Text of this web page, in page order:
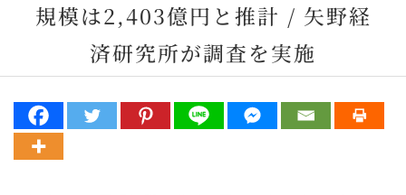
規模は2,403億円と推計 / 矢野経
済研究所が調査を実施